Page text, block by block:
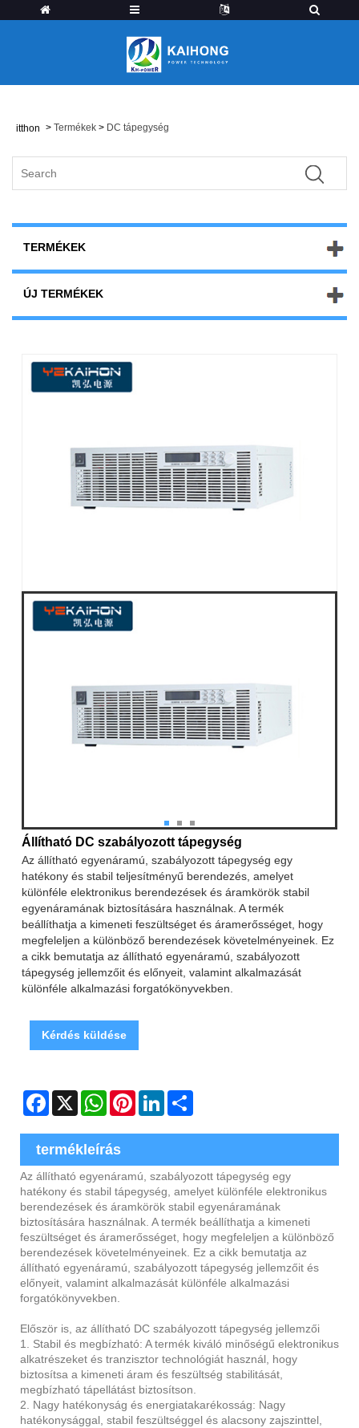
itthon > Termékek > DC tápegység
TERMÉKEK
ÚJ TERMÉKEK
Állítható DC szabályozott tápegység
Az állítható egyenáramú, szabályozott tápegység egy
hatékony és stabil teljesítményű berendezés, amelyet
különféle elektronikus berendezések és áramkörök stabil
egyenáramának biztosítására használnak. A termék
beállíthatja a kimeneti feszültséget és áramerősséget, hogy
megfeleljen a különböző berendezések követelményeinek. Ez
a cikk bemutatja az állítható egyenáramú, szabályozott
tápegység jellemzőit és előnyeit, valamint alkalmazását
különféle alkalmazási forgatókönyvekben.
Kérdés küldése
Facebook
X WhatsAppPinterestLinkedIn
termékleírás
Az állítható egyenáramú, szabályozott tápegység egy
hatékony és stabil tápegység, amelyet különféle elektronikus
berendezések és áramkörök stabil egyenáramának
biztosítására használnak. A termék beállíthatja a kimeneti
feszültséget és áramerősséget, hogy megfeleljen a különböző
berendezések követelményeinek. Ez a cikk bemutatja az
állítható egyenáramú, szabályozott tápegység jellemzőit és
előnyeit, valamint alkalmazását különféle alkalmazási
forgatókönyvekben.
Először is, az állítható DC szabályozott tápegység jellemzői
1. Stabil és megbízható: A termék kiváló minőségű elektronikus
alkatrészeket és tranzisztor technológiát használ, hogy
biztosítsa a kimeneti áram és feszültség stabilitását,
megbízható tápellátást biztosítson.
2. Nagy hatékonyság és energiatakarékosság: Nagy
hatékonysággal, stabil feszültséggel és alacsony zajszinttel,